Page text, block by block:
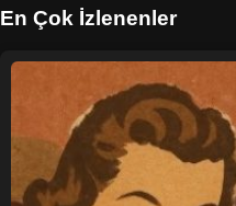
En Çok İzlenenler